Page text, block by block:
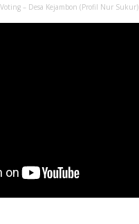
Voting – Desa Kejambon (Profil Nur Sukur)